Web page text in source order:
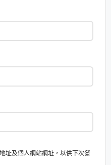
址及個人網站網址，以供下次發